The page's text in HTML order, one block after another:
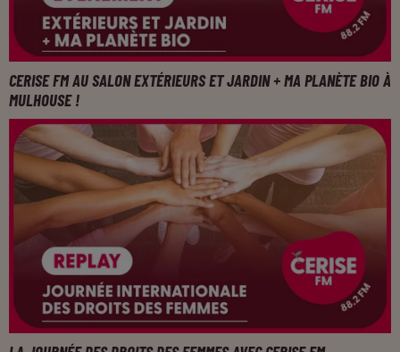
CERISE FM AU SALON EXTÉRIEURS ET JARDIN + MA PLANÈTE BIO À
MULHOUSE !